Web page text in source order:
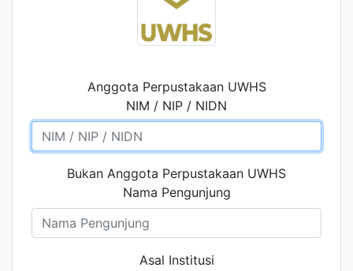
Anggota Perpustakaan UWHS
NIM / NIP / NIDN
Bukan Anggota Perpustakaan UWHS
Nama Pengunjung
Asal Institusi